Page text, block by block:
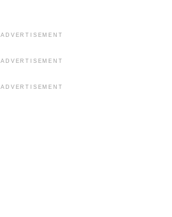
ADVERTISEMENT
ADVERTISEMENT
ADVERTISEMENT